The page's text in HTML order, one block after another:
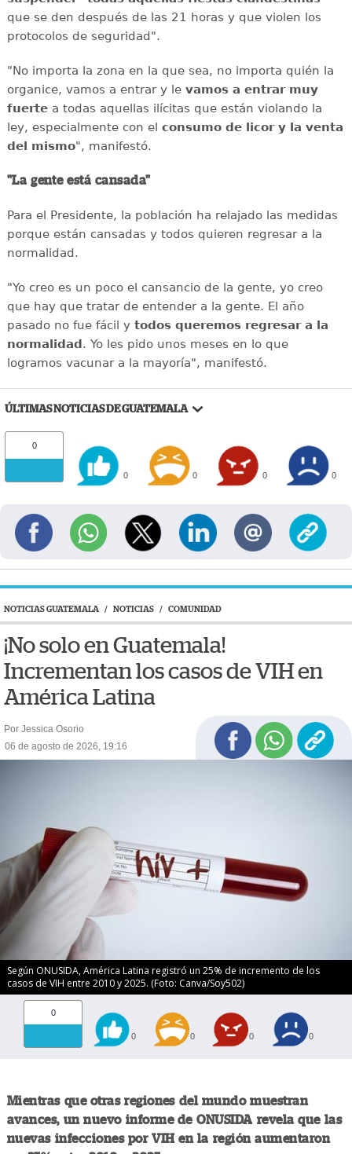
que se den después de las 21 horas y que violen los
protocolos de seguridad".
"No importa la zona en la que sea, no importa quién la
organice, vamos a entrar y le vamos a entrar muy
fuertea todas aquellas ilícitas que están violando la
ley, especialmente con el consumo de licor y la venta
del mismo", manifestó.
"La gente está cansada"
Para el Presidente, la población ha relajado las medidas
porque están cansadas y todos quieren regresar a la
normalidad.
"Yo creo es un poco el cansancio de la gente, yo creo
que hay que tratar de entender a la gente. El año
pasado no fue fácil y todos queremos regresar a la
normalidad. Yo les pido unos meses en lo que
logramos vacunar a la mayoría", manifestó.
ÚLTIMAS NOTICIAS DE GUATEMALA
0
0 0 0 0
NOTICIAS GUATEMALA / NOTICIAS / COMUNIDAD
¡No solo en Guatemala!
Incrementan los casos de VIH en
América Latina
Por Jessica Osorio
06 de agosto de 2026, 19:16
Según ONUSIDA, América Latina registró un 25% de incremento de los
casos de VIH entre 2010 y 2025. (Foto: Canva/Soy502)
0
0 0 0 0
Mientras que otras regiones del mundo muestran
avances, un nuevo informe de ONUSIDA revela que las
nuevas infecciones por VIH en la región aumentaron